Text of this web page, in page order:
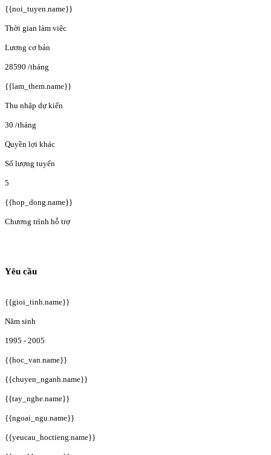
{{noi_tuyen.name}}
Thời gian làm việc
Lương cơ bản
28590 /tháng
{{lam_them.name}}
Thu nhập dự kiến
30 /tháng
Quyền lợi khác
Số lượng tuyển
5
{{hop_dong.name}}
Chương trình hỗ trợ
Yêu cầu
{{gioi_tinh.name}}
Năm sinh
1995 - 2005
{{hoc_van.name}}
{{chuyen_nganh.name}}
{{tay_nghe.name}}
{{ngoai_ngu.name}}
{{yeucau_hoctieng.name}}